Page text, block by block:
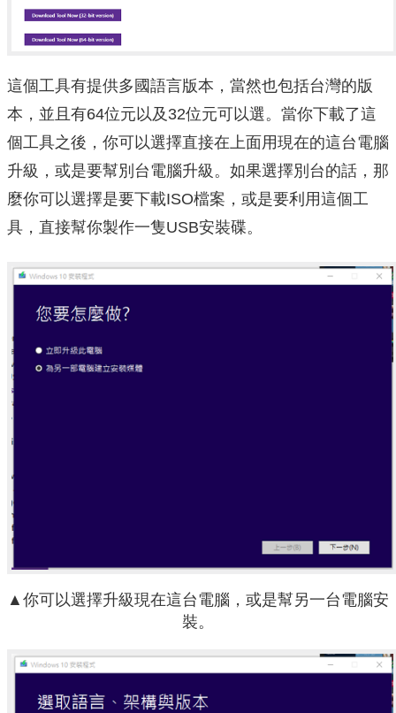
這個工具有提供多國語言版本，當然也包括台灣的版
本，並且有64位元以及32位元可以選。當你下載了這
個工具之後，你可以選擇直接在上面用現在的這台電腦
升級，或是要幫別台電腦升級。如果選擇別台的話，那
麼你可以選擇是要下載ISO檔案，或是要利用這個工
具，直接幫你製作一隻USB安裝碟。
▲你可以選擇升級現在這台電腦，或是幫另一台電腦安
裝。